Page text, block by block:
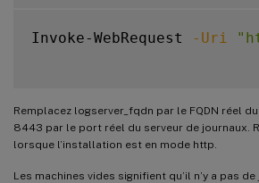
Invoke-WebRequest -Uri
Remplacez logserver_fqdn par le FQDN réel
8443 par le port réel du serveur de journaux.
lorsque l’installation est en mode http.
Les machines vides signifient qu’il n’y a pas de